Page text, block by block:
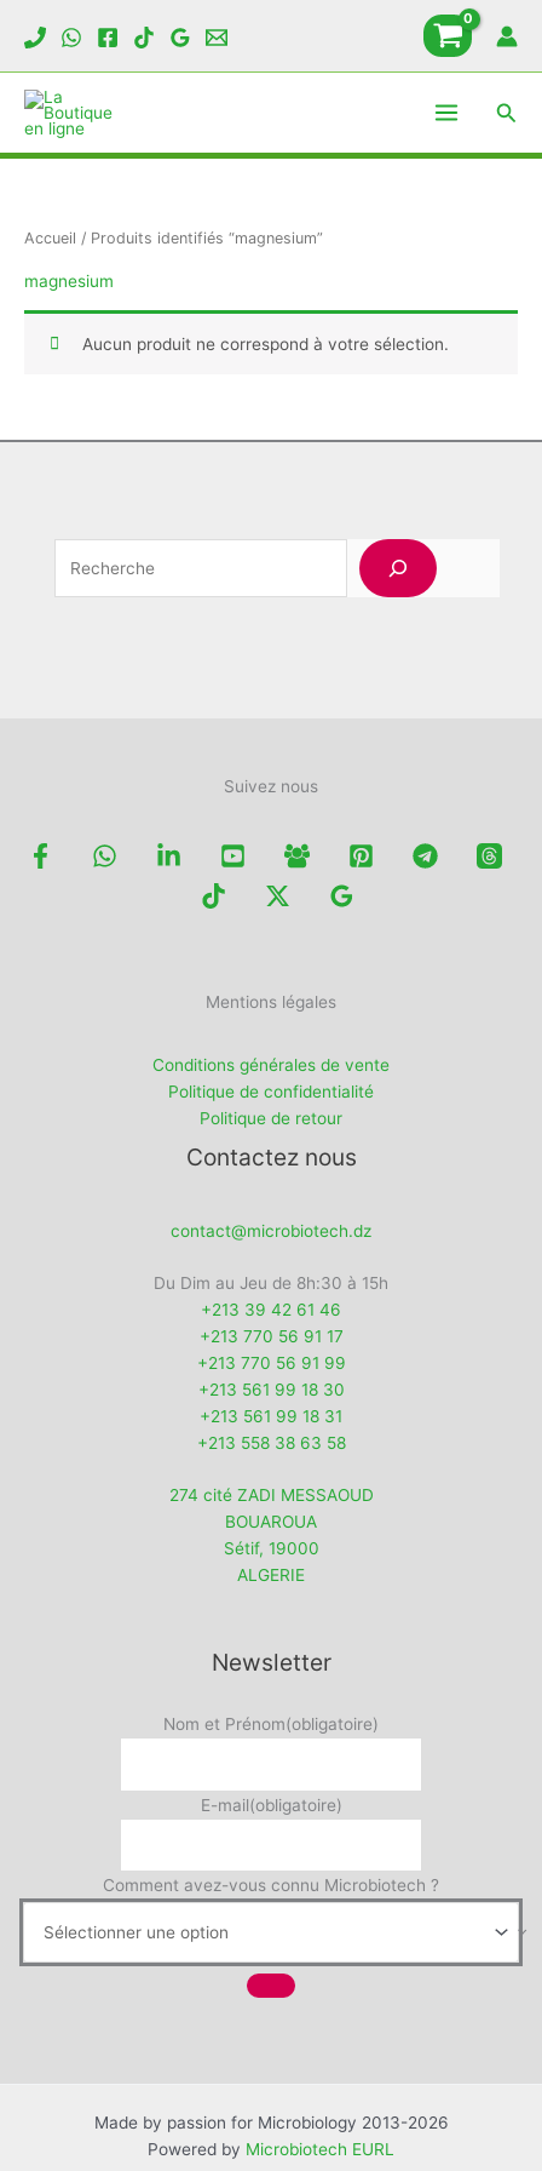
Accueil / Produits identifiés “magnesium”
magnesium
Aucun produit ne correspond à votre sélection.
Rechercher
Suivez nous
Mentions légales
Conditions générales de vente
Politique de confidentialité
Politique de retour
Contactez nous
contact@microbiotech.dz
Du Dim au Jeu de 8h:30 à 15h
+213 39 42 61 46
+213 770 56 91 17
+213 770 56 91 99
+213 561 99 18 30
+213 561 99 18 31
+213 558 38 63 58
274 cité ZADI MESSAOUD
BOUAROUA
Sétif, 19000
ALGERIE
Newsletter
Nom et Prénom(obligatoire)
E-mail(obligatoire)
Comment avez-vous connu Microbiotech ?
Made by passion for Microbiology 2013-2026
Powered by Microbiotech EURL